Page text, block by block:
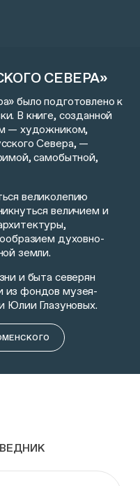
СЕВЕРА»
было подготовлено к
В книге, созданной
— художником,
Севера, —
самобытной,
великолепию
величием и
духовно-
земли.
и быта северян
из фондов музея-
Юлии Глазуновых.